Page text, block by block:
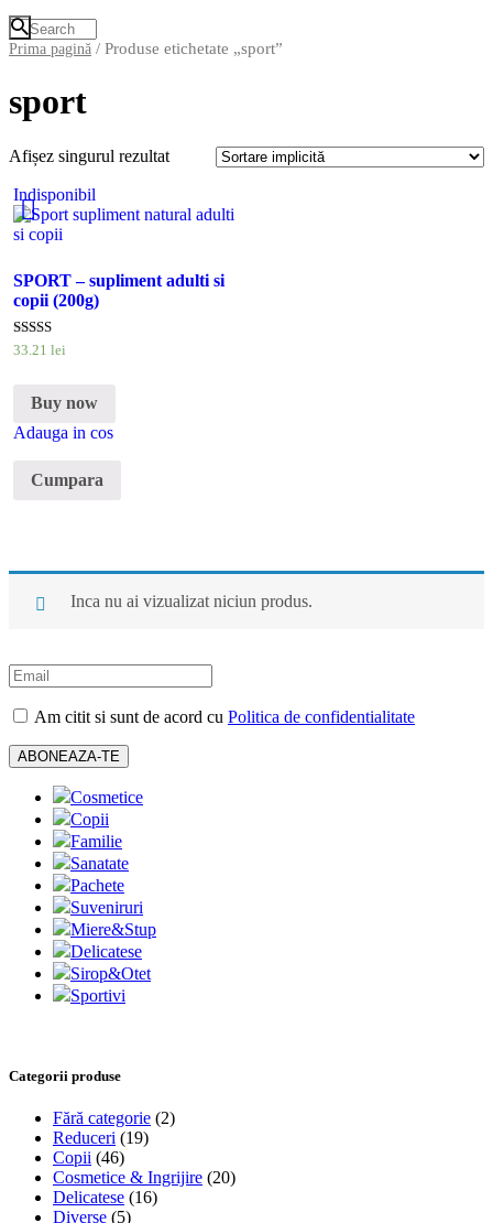
Prima pagină / Produse etichetate „sport”
sport
Afișez singurul rezultat
Indisponibil
SPORT – supliment adulti si
copii (200g)
Evaluat la
33.21 lei
Buy now
Adauga in cos
Cumpara
Inca nu ai vizualizat niciun produs.
Am citit si sunt de acord cu Politica de confidentialitate
Cosmetice
Copii
Familie
Sanatate
Pachete
Suveniruri
Miere&Stup
Delicatese
Sirop&Otet
Sportivi
Categorii produse
Fără categorie (2)
Reduceri (19)
Copii (46)
Cosmetice & Ingrijire (20)
Delicatese (16)
Diverse (5)